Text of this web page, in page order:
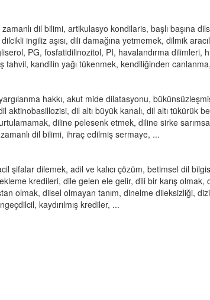
dil bilimi, artikulasyo kondilaris, başlı başına
ingiliz aşısı, dili damağına yetmemek, dilmik
PG, fosfatidilinozitol, PI, havalandırma dilimleri,
tahvil, kandilin yağı tükenmek, kendiliğinden
hakkı, akut mide dilatasyonu,
aktinobasillozisi, dil altı büyük kanalı, dil altı tükürük
diline pelesenk etmek, diline sirke
dil bilimi, ihraç edilmiş sermaye, ...
şifalar dilemek, adil ve kalıcı çözüm, betimsel dil
kredileri, dile gelen ele gelir, dili bir karış olmak,
olmak, dilsel olmayan tanım, dinelme dileksizliği,
kaydırılmış krediler, ...